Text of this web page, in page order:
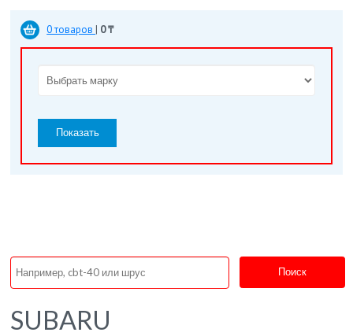
0 товаров | 0 ₸
Показать
Поиск
SUBARU